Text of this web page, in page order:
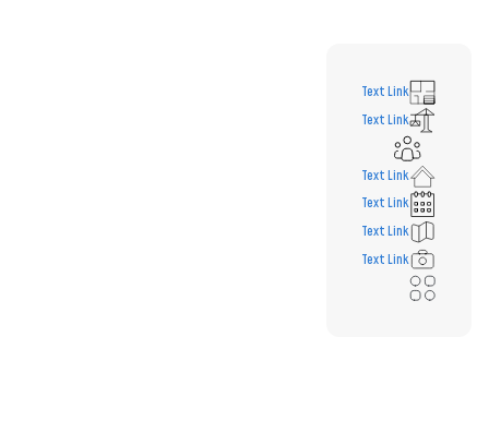
Text Link
Text Link
Text Link
Text Link
Text Link
Text Link